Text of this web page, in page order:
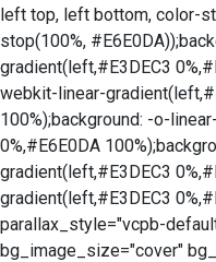
left top, left bottom, color-
stop(100%,
gradient(left,#E3DEC3
webkit-linear-
100%);background: -o-
0%,#E6E0DA
gradient(left,#E3DEC3
gradient(left,#E3DEC3
parallax_style="vcpb-
bg_image_size="cover"